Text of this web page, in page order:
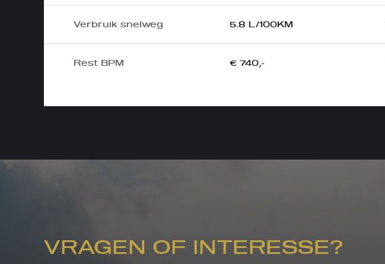
Verbruik snelweg 5.8 L/100KM
Rest BPM € 740,-
VRAGEN OF INTERESSE?